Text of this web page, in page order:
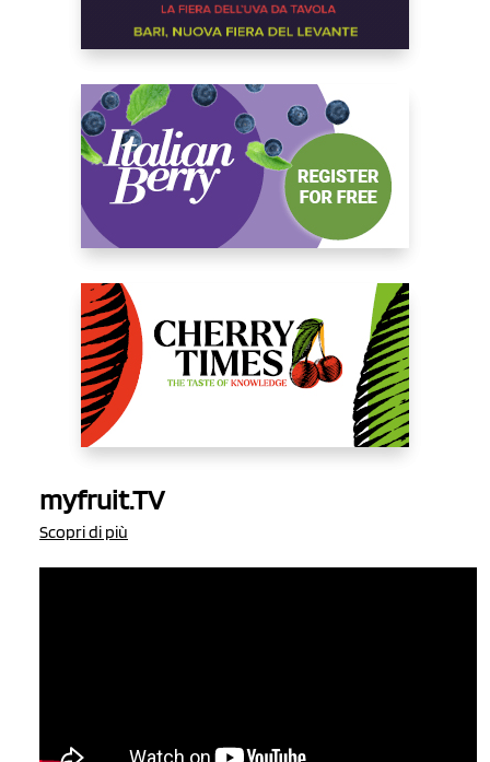
myfruit.TV
Scopri di più